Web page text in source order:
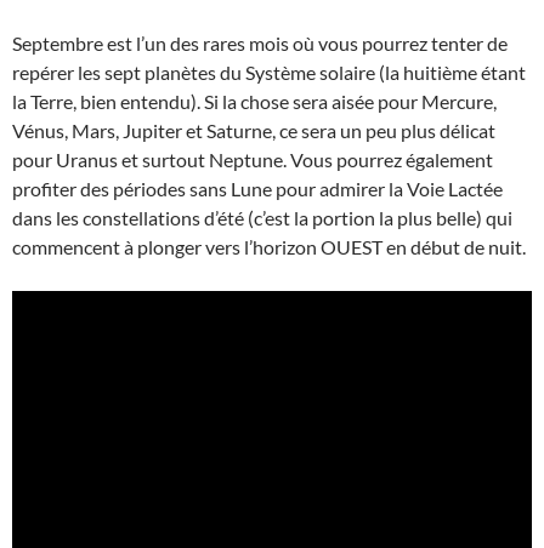
Septembre est l’un des rares mois où vous pourrez tenter de
repérer les sept planètes du Système solaire (la huitième étant
la Terre, bien entendu). Si la chose sera aisée pour Mercure,
Vénus, Mars, Jupiter et Saturne, ce sera un peu plus délicat
pour Uranus et surtout Neptune. Vous pourrez également
profiter des périodes sans Lune pour admirer la Voie Lactée
dans les constellations d’été (c’est la portion la plus belle) qui
commencent à plonger vers l’horizon OUEST en début de nuit.